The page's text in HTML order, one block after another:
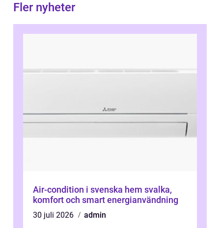
Fler nyheter
Air-condition i svenska hem svalka,
komfort och smart energianvändning
30 juli 2026
admin